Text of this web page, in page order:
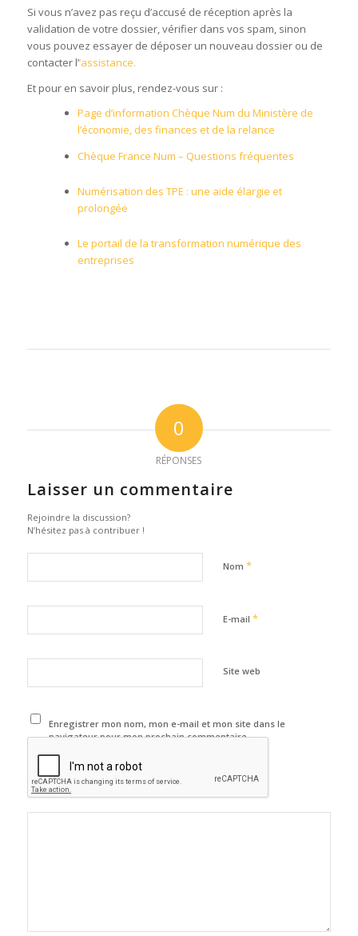
Si vous n’avez pas reçu d’accusé de réception après la
validation de votre dossier, vérifier dans vos spam, sinon
vous pouvez essayer de déposer un nouveau dossier ou de
contacter l’‘assistance.
Et pour en savoir plus, rendez-vous sur :
Page d’information Chèque Num du Ministère de
l’économie, des finances et de la relance
Chèque France Num – Questions fréquentes
Numérisation des TPE : une aide élargie et
prolongée
Le portail de la transformation numérique des
entreprises
0
RÉPONSES
Laisser un commentaire
Rejoindre la discussion?
N’hésitez pas à contribuer !
Nom *
E-mail *
Site web
Enregistrer mon nom, mon e-mail et mon site dans le
navigateur pour mon prochain commentaire.